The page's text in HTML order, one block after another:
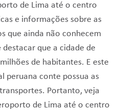
de Lima até o centro
e informações sobre as
que ainda não conhecem
que a cidade de
de habitantes. E este
peruana conte possua as
Portanto, veja
de Lima até o centro